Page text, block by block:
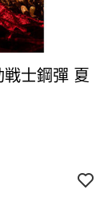
士鋼彈 夏